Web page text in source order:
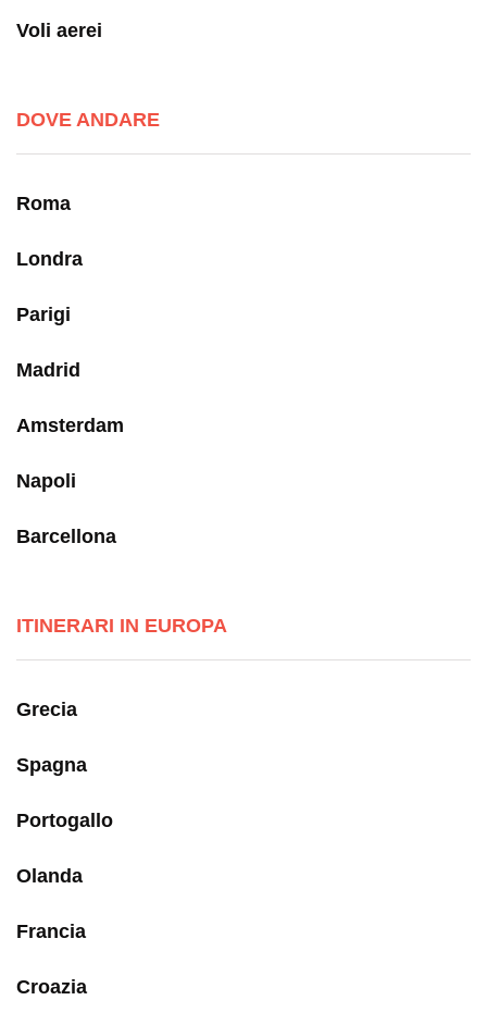
Voli aerei
DOVE ANDARE
Roma
Londra
Parigi
Madrid
Amsterdam
Napoli
Barcellona
ITINERARI IN EUROPA
Grecia
Spagna
Portogallo
Olanda
Francia
Croazia